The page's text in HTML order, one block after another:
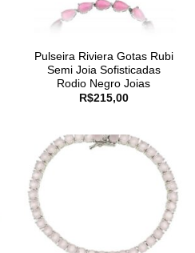
Pulseira Riviera Gotas Rubi
Semi Joia Sofisticadas
Rodio Negro Joias
R$215,00